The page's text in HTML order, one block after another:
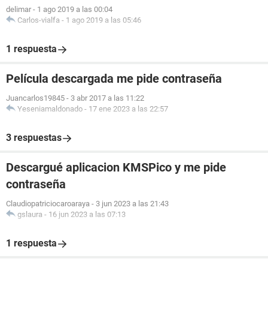
delimar - 1 ago 2019 a las 00:04
Carlos-vialfa - 1 ago 2019 a las 05:46
1 respuesta
Película descargada me pide contraseña
Juancarlos19845 - 3 abr 2017 a las 11:22
Yeseniamaldonado - 17 ene 2023 a las 22:57
3 respuestas
Descargué aplicacion KMSPico y me pide
contraseña
Claudiopatriciocaroaraya - 3 jun 2023 a las 21:43
gslaura - 16 jun 2023 a las 07:13
1 respuesta